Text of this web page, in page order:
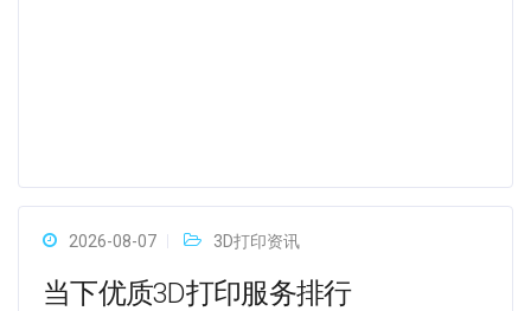
2026-08-07 3D打印资讯
当下优质3D打印服务排行